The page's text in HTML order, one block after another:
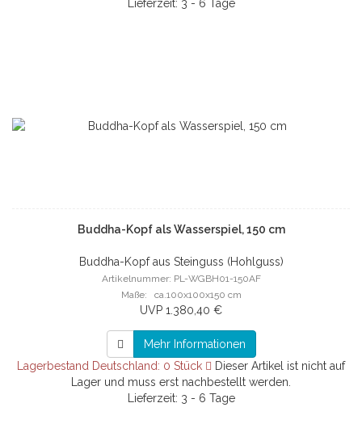
Lieferzeit: 3 - 6 Tage
Buddha-Kopf als Wasserspiel, 150 cm
Buddha-Kopf aus Steinguss (Hohlguss)
Artikelnummer: PL-WGBH01-150AF
Maße: ca.100x100x150 cm
UVP 1.380,40 €
Mehr Informationen
Lagerbestand Deutschland: 0 Stück
Dieser Artikel ist nicht auf
Lager und muss erst nachbestellt werden.
Lieferzeit: 3 - 6 Tage